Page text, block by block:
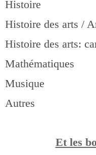
Histoire
Histoire des arts /
Histoire des arts:
Mathématiques
Musique
Autres
Et les